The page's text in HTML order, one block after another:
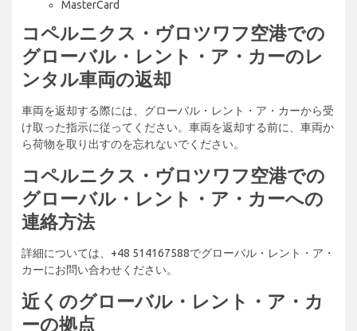
MasterCard
コペルニクス・ヴロツワフ空港での
グローバル・レント・ア・カーのレ
ンタル車両の返却
車両を返却する際には、グローバル・レント・ア・カーから受
け取った指示に従ってください。車両を返却する前に、車両か
ら荷物を取り出すのを忘れないでください。
コペルニクス・ヴロツワフ空港での
グローバル・レント・ア・カーへの
連絡方法
詳細については、+48 514167588でグローバル・レント・ア・
カーにお問い合わせください。
近くのグローバル・レント・ア・カ
ーの拠点